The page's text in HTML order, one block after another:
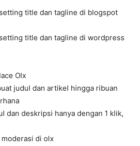
title dan tagline di blogspot
title dan tagline di wordpress
Olx
judul dan artikel hingga ribuan
dan deskripsi hanya dengan 1 klik,
di olx